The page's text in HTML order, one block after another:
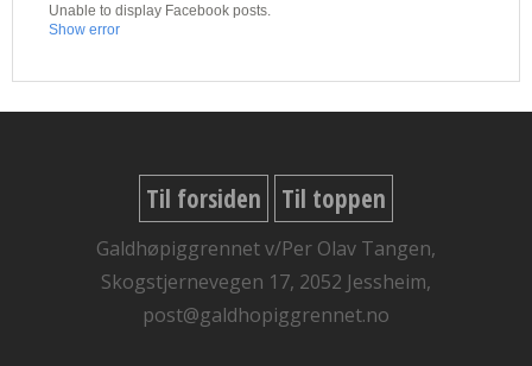
Unable to display Facebook posts.
Show error
Til forsiden Til toppen
Galdhøpiggrennet v/Per Olav Tangen,
Skogstjernevegen 17, 2052 Jessheim,
post@galdhopiggrennet.no